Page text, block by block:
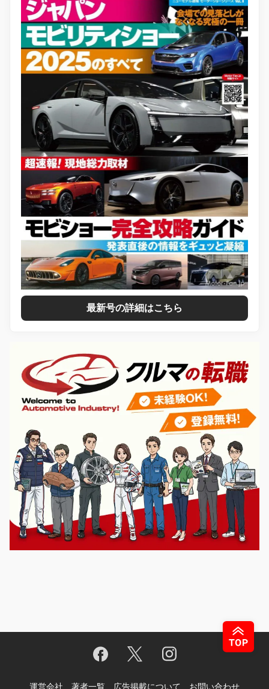
最新号の詳細はこちら
運営会社 著者一覧 広告掲載について お問い合わせ